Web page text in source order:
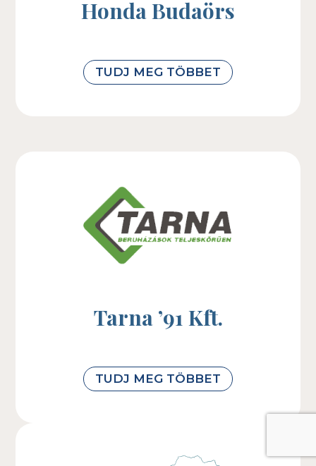
Honda Budaörs
TUDJ MEG TÖBBET
Tarna ’91 Kft.
TUDJ MEG TÖBBET